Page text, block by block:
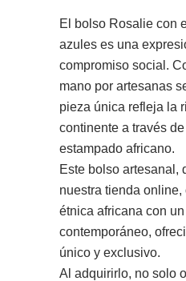
​El bolso Rosalie con
azules es una
compromiso social.
mano por artesanas
pieza única refleja la
continente a través
estampado africano.
Este bolso artesanal,
nuestra tienda
étnica africana con
contemporáneo,
único y exclusivo.
Al adquirirlo, no solo